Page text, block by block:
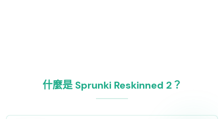
什麼是 Sprunki Reskinned 2？